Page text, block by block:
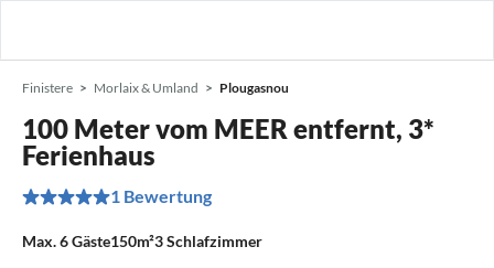
Finistere Morlaix & Umland Plougasnou
100 Meter vom MEER entfernt, 3*
Ferienhaus
1 Bewertung
Max.6Gäste150m²3Schlafzimmer